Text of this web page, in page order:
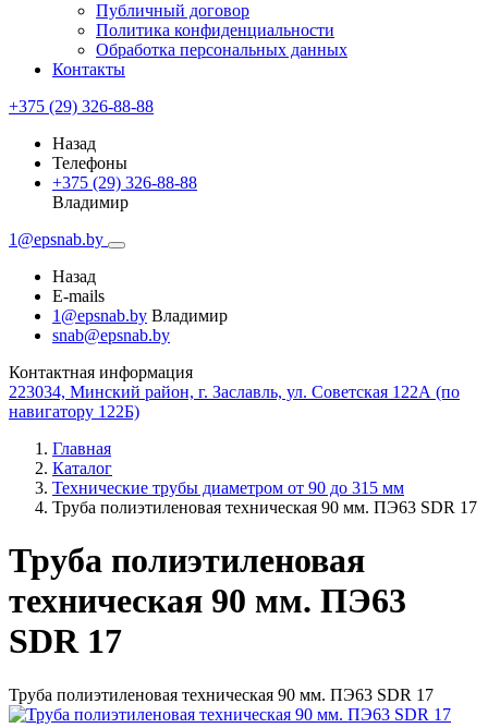
Публичный договор
Политика конфиденциальности
Обработка персональных данных
Контакты
+375 (29) 326-88-88
Назад
Телефоны
+375 (29) 326-88-88
Владимир
1@epsnab.by
Назад
E-mails
1@epsnab.by Владимир
snab@epsnab.by
Контактная информация
223034, Минский район, г. Заславль, ул. Советская 122А (по
навигатору 122Б)
Главная
Каталог
Технические трубы диаметром от 90 до 315 мм
Труба полиэтиленовая техническая 90 мм. ПЭ63 SDR 17
Труба полиэтиленовая
техническая 90 мм. ПЭ63
SDR 17
Труба полиэтиленовая техническая 90 мм. ПЭ63 SDR 17